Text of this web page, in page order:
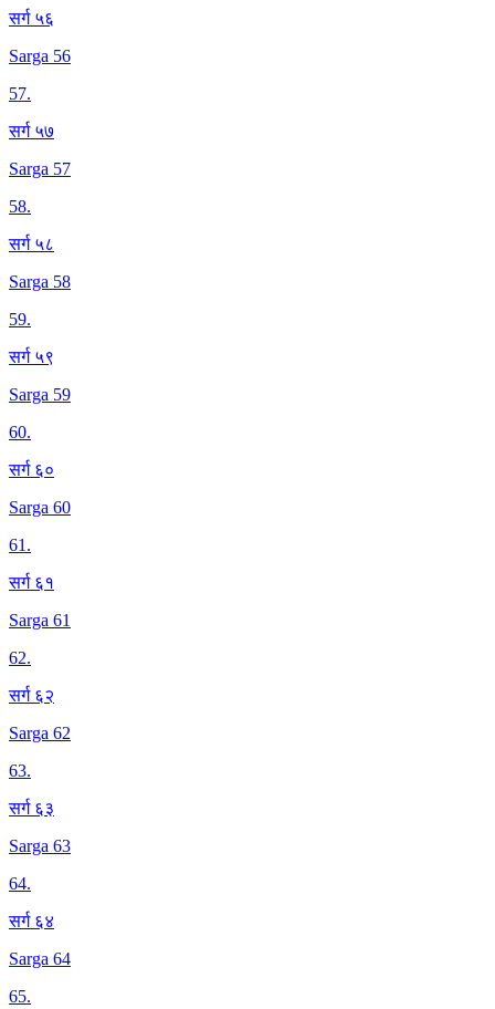
सर्ग ५६
Sarga 56
57.
सर्ग ५७
Sarga 57
58.
सर्ग ५८
Sarga 58
59.
सर्ग ५९
Sarga 59
60.
सर्ग ६०
Sarga 60
61.
सर्ग ६१
Sarga 61
62.
सर्ग ६२
Sarga 62
63.
सर्ग ६३
Sarga 63
64.
सर्ग ६४
Sarga 64
65.